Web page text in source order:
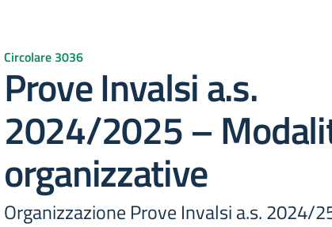
Circolare 3036
Prove Invalsi a.s.
2024/2025 –
organizzative
Organizzazione Prove Invalsi a.s. 2024/